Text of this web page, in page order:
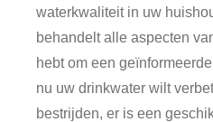
waterkwaliteit in uw
behandelt alle aspecten
hebt om een
nu uw drinkwater wilt
bestrijden, er is een